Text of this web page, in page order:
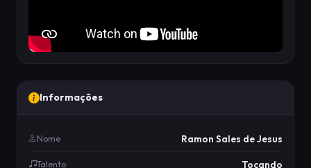
Informações
Nome Ramon Sales de Jesus
Talento Tocando